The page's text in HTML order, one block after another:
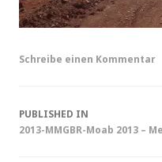
Schreibe einen Kommentar
Post
PUBLISHED IN
2013-MMGBR-Moab 2013 –